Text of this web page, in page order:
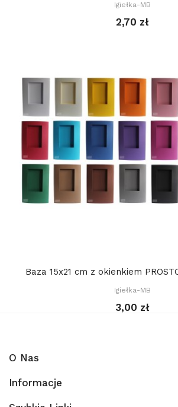
Igiełka-MB
2,70 zł
Baza 15x21 cm z okienkiem
Igiełka-MB
3,00 zł
O Nas
Informacje